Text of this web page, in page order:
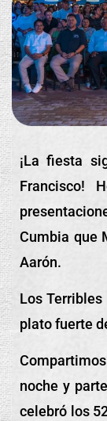
¡La fiesta
Francisco!
Cumbia que
Aarón.
Los
plato fuerte
noche y
celebró los